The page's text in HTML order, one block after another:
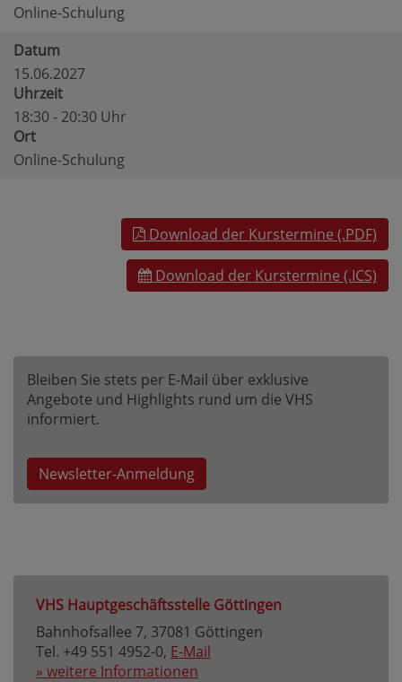
Online-Schulung
Datum
15.06.2027
Uhrzeit
18:30 - 20:30 Uhr
Ort
Online-Schulung
Download der Kurstermine (.PDF)
Download der Kurstermine (.ICS)
Bleiben Sie stets per E-Mail über exklusive
Angebote und Highlights rund um die VHS
informiert.
Newsletter-Anmeldung
VHS Hauptgeschäftsstelle Göttingen
Bahnhofsallee 7, 37081 Göttingen
Tel. +49 551 4952-0, E-Mail
» weitere Informationen